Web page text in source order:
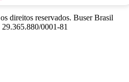
direitos reservados. Buser Brasil
0001-81